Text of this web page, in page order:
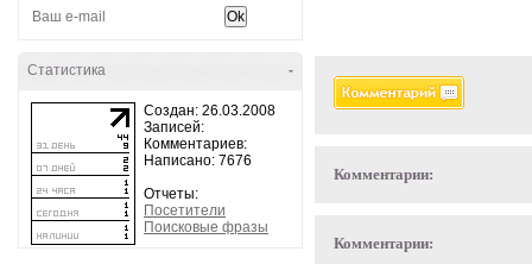
-
Статистика
Создан: 26.03.2008
Записей:
Комментариев:
Написано: 7676
Отчеты:
Посетители
Поисковые фразы
Комментарии:
Комментарии: